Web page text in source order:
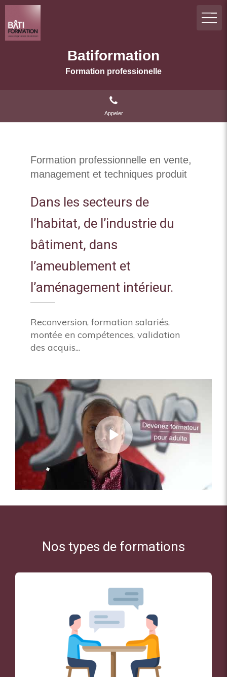
Batiformation
Formation professionelle
Appeler
Formation professionnelle en vente,
management et techniques produit
Dans les secteurs de
l’habitat, de l’industrie du
bâtiment, dans
l’ameublement et
l’aménagement intérieur.
Reconversion, formation salariés,
montée en compétences, validation
des acquis...
Nos types de formations